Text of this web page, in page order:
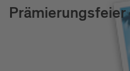
Prämierungsfeier